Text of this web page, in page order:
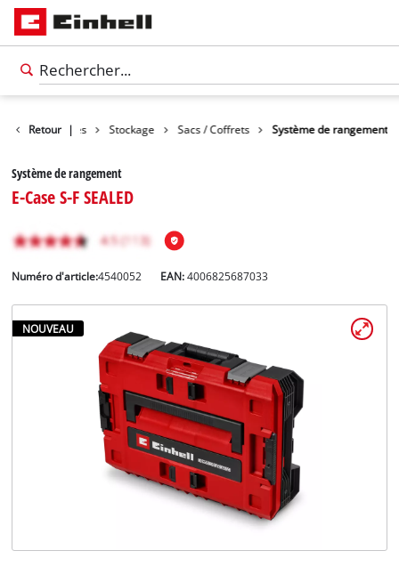
Retour |
Accessoires Stockage Sacs / Coffrets Système de rangement
Système de rangement
E-Case S-F SEALED
Numéro d'article:4540052 EAN:4006825687033
NOUVEAU